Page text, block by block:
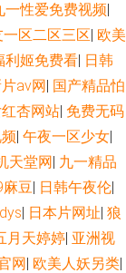
频传媒 ass国产 老司
线 五月天91视频 国
物自拍成人 91网页
线 91视频国产网址
导航 91视频人人 日
国模日韩国产 亚洲
一性爱免费视频|
一区二区三区| 欧美
利姬免费看| 日韩
aⅴ网| 国产精品怕
杏网站| 免费无码
| 午夜一区少女|
天堂网| 九一精品
麻豆| 日韩午夜伦|
| 日本片网址| 狼
月天婷婷| 亚洲视
网| 欧美人妖另类|